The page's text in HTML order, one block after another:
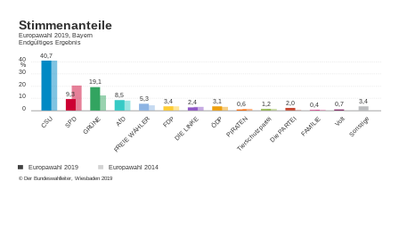
0
10
20
30
40
%
CSU SPD GRÜNE AfD
FREIE WÄHLER FDP DIE LINKE ÖDP PIRATENTierschutzparteiDie PARTEI FAMILIE Volt Sonstige
40,7
9,3
19,1
8,5
5,3 3,4 2,4 3,1 0,6 1,2 2,0 0,4 0,7 3,4
© Der Bundeswahlleiter, Wiesbaden 2019
Stimmenanteile
Europawahl 2019, Bayern
Endgültiges Ergebnis
Europawahl 2019 Europawahl 2014